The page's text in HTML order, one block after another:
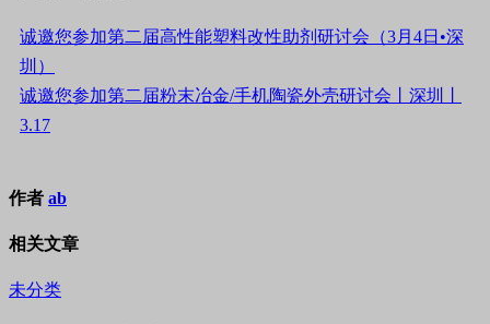
诚邀您参加第二届高性能塑料改性助剂研讨会（3月4日•深
圳）
诚邀您参加第二届粉末冶金/手机陶瓷外壳研讨会丨深圳丨
3.17
作者 ab
相关文章
未分类